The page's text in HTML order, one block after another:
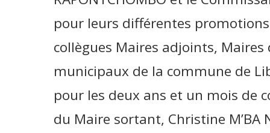
pour leurs différentes
collègues Maires adjoints,
municipaux de la commune de
pour les deux ans et un mois de
du Maire sortant, Christine M’BA